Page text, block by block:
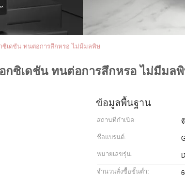
ซิเดชัน ทนต่อการสึกหรอ ไม่มีมลพิษ
กซิเดชัน ทนต่อการสึกหรอ ไม่มีมล
ข้อมูลพื้นฐาน
สถานที่กำเนิด:
ชื่อแบรนด์:
หมายเลขรุ่น:
จำนวนสั่งซื้อขั้นต่ำ: